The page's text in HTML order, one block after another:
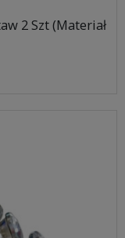
2 Szt (Materiał